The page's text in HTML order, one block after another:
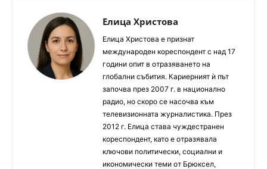
Елица Христова
Елица Христова е признат
международен кореспондент с над 17
години опит в отразяването на
глобални събития. Кариерният ѝ път
започва през 2007 г. в национално
радио, но скоро се насочва към
телевизионната журналистика. През
2012 г. Елица става чуждестранен
кореспондент, като е отразявала
ключови политически, социални и
икономически теми от Брюксел,